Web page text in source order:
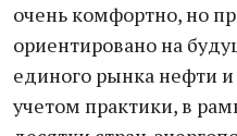
очень комфортно, но
ориентировано на
единого рынка нефти и
учетом практики, в